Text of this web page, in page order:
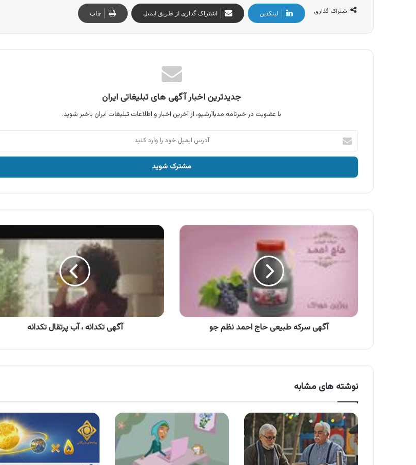
اشتراک گذاری لینکدین اشتراک گذاری از طریق ایمیل چاپ
جدیدترین اخبار آگهی های تبلیغاتی ایران
با عضویت در خبرنامه مدیاآرشیو، از آخرین اخبار و اطلاعات تبلیغات ایران باخبر شوید.
آدرس
ایمیل
خود
وارد
آگهی
طبیعی
آگهی سرکه طبیعی حاج احمد نظم جو
آگهی
تکدانه
پرتقال
آگهی تکدانه ، آب پرتقال تکدانه
نوشته های مشابه